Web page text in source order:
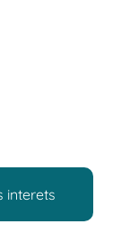
interets